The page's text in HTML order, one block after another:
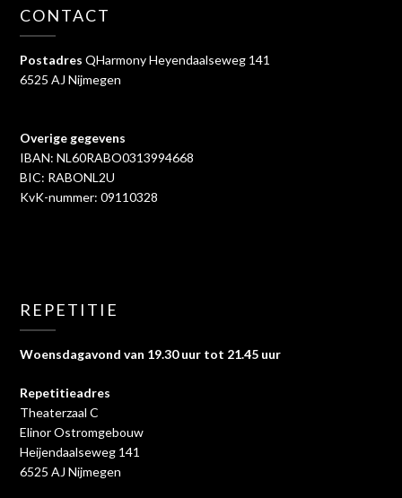
CONTACT
Postadres QHarmony Heyendaalseweg 141
6525 AJ Nijmegen
Overige gegevens
IBAN: NL60RABO0313994668
BIC: RABONL2U
KvK-nummer: 09110328
REPETITIE
Woensdagavond van 19.30 uur tot 21.45 uur
Repetitieadres
Theaterzaal C
Elinor Ostromgebouw
Heijendaalseweg 141
6525 AJ Nijmegen